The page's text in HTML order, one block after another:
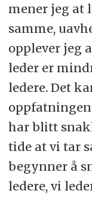
mener jeg at
samme,
opplever jeg
leder er
ledere. Det
har blitt
tide at vi tar
begynner å
ledere, vi